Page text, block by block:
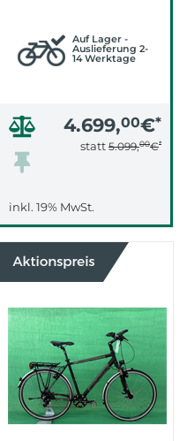
Auf Lager -
Auslieferung 2-
14 Werktage
4.699,00€*
statt 5.099,00€*
inkl. 19% MwSt.